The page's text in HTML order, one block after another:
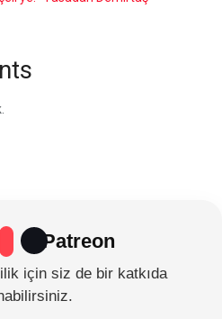
Patreon
için siz de bir katkıda